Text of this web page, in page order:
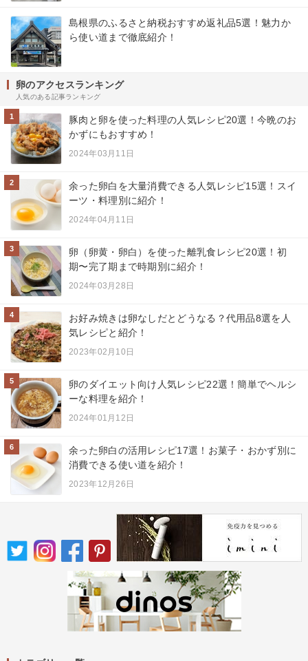
島根県のふるさと納税おすすめ返礼品5選！魅力か
ら使い道まで徹底紹介！
卵のアクセスランキング
人気のある記事ランキング
1
豚肉と卵を使った料理の人気レシピ20選！今晩のお
かずにもおすすめ！
2024年03月11日
2
余った卵白を大量消費できる人気レシピ15選！スイ
ーツ・料理別に紹介！
2024年04月11日
3
卵（卵黄・卵白）を使った離乳食レシピ20選！初
期〜完了期まで時期別に紹介！
2024年03月28日
4
お好み焼きは卵なしだとどうなる？代用品8選を人
気レシピと紹介！
2023年02月10日
5
卵のダイエット向け人気レシピ22選！簡単でヘルシ
ーな料理を紹介！
2024年01月12日
6
余った卵白の活用レシピ17選！お菓子・おかず別に
消費できる使い道を紹介！
2023年12月26日